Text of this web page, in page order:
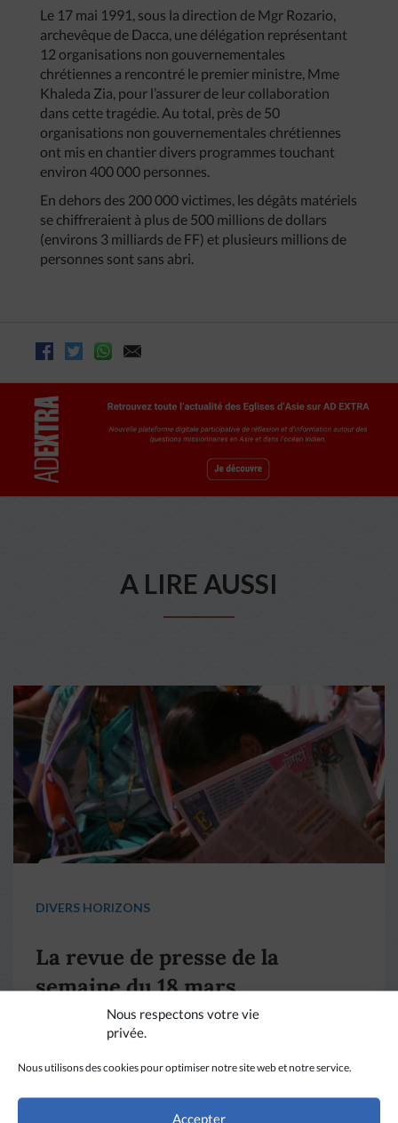
Nous respectons votre vie
privée.
Nous utilisons des cookies pour optimiser notre site web et notre service.
Accepter
Le 17 mai 1991, sous la direction de Mgr Rozario,
archevêque de Dacca, une délégation représentant
12 organisations non gouvernementales
chrétiennes a rencontré le premier ministre, Mme
Khaleda Zia, pour l’assurer de leur collaboration
dans cette tragédie. Au total, près de 50
organisations non gouvernementales chrétiennes
ont mis en chantier divers programmes touchant
environ 400 000 personnes.
En dehors des 200 000 victimes, les dégâts matériels
se chiffreraient à plus de 500 millions de dollars
(environs 3 milliards de FF) et plusieurs millions de
personnes sont sans abri.
A LIRE AUSSI
DIVERS HORIZONS
La revue de presse de la
semaine du 18 mars